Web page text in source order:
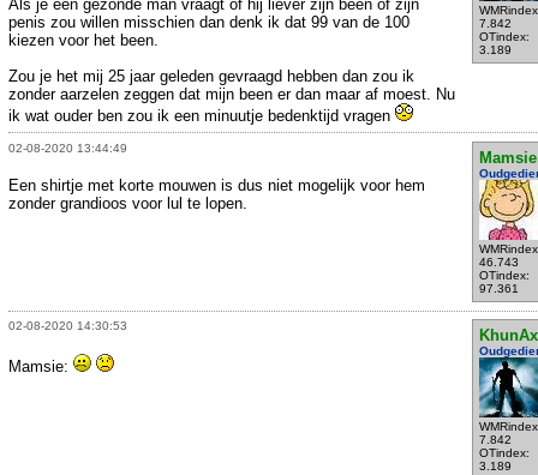
7.842
OTindex:
3.189
Als je een gezonde man vraagt of hij liever zijn been of zijn
penis zou willen misschien dan denk ik dat 99 van de 100
kiezen voor het been.
Zou je het mij 25 jaar geleden gevraagd hebben dan zou ik
zonder aarzelen zeggen dat mijn been er dan maar af moest. Nu
ik wat ouder ben zou ik een minuutje bedenktijd vragen
02-08-2020 13:44:49
Mamsie
46.743
OTindex:
97.361
Een shirtje met korte mouwen is dus niet mogelijk voor hem
zonder grandioos voor lul te lopen.
02-08-2020 14:30:53
7.842
OTindex:
3.189
Mamsie: